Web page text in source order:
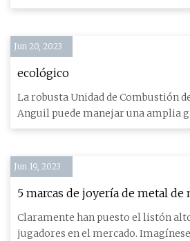
el cajón de
Jun 20, 2023
ecológico
La robusta Unidad de Combustión
Anguil puede manejar una amplia
emisión. Es tan
Jun 19, 2023
5 marcas de joyería de metal de
hombres
Claramente han puesto el listón
jugadores en el mercado.